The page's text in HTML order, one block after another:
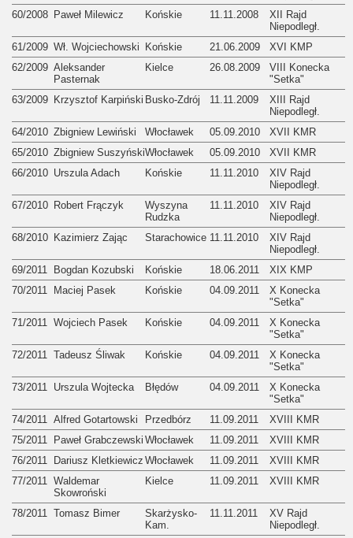
60/2008 Paweł Milewicz Końskie 11.11.2008
XII Rajd
Niepodległ.
61/2009 Wł. Wojciechowski Końskie 21.06.2009
XVI KMP
62/2009 Aleksander
Pasternak
Kielce 26.08.2009
VIII Konecka
"Setka"
63/2009 Krzysztof Karpiński Busko-Zdrój 11.11.2009
XIII Rajd
Niepodległ.
64/2010 Zbigniew Lewiński Włocławek 05.09.2010
XVII KMR
65/2010 Zbigniew SuszyńskiWłocławek 05.09.2010
XVII KMR
66/2010 Urszula Adach Końskie 11.11.2010
XIV Rajd
Niepodległ.
67/2010 Robert Frączyk
Wyszyna
Rudzka
11.11.2010
XIV Rajd
Niepodległ.
68/2010 Kazimierz Zając Starachowice 11.11.2010
XIV Rajd
Niepodległ.
69/2011
Bogdan Kozubski Końskie 18.06.2011
XIX KMP
70/2011
Maciej Pasek Końskie 04.09.2011
X Konecka
"Setka"
71/2011
Wojciech Pasek Końskie 04.09.2011
X Konecka
"Setka"
72/2011
Tadeusz Śliwak Końskie 04.09.2011
X Konecka
"Setka"
73/2011
Urszula Wojtecka Błędów 04.09.2011
X Konecka
"Setka"
74/2011
Alfred Gotartowski Przedbórz 11.09.2011
XVIII KMR
75/2011
Paweł Grabczewski Włocławek 11.09.2011
XVIII KMR
76/2011
Dariusz Kletkiewicz Włocławek 11.09.2011
XVIII KMR
77/2011
Waldemar
Skowroński
Kielce 11.09.2011 XVIII KMR
78/2011 Tomasz Bimer
Skarżysko-
Kam.
11.11.2011
XV Rajd
Niepodległ.